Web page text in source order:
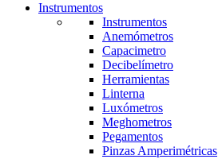
Instrumentos
Instrumentos
Anemómetros
Capacimetro
Decibelímetro
Herramientas
Linterna
Luxómetros
Meghometros
Pegamentos
Pinzas Amperimétricas